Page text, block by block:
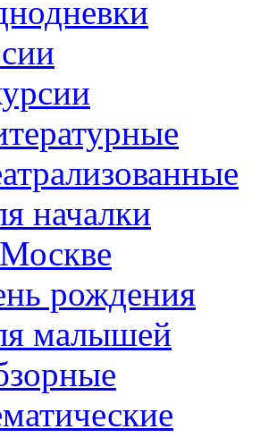
началки
рождения
малышей